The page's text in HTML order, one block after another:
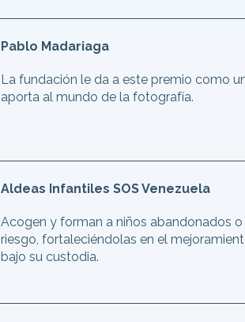
Pablo Madariaga
La fundación le da a este premio como
aporta al mundo de la fotografía.
Aldeas Infantiles SOS Venezuela
Acogen y forman a niños abandonados
riesgo, fortaleciéndolas en el
bajo su custodia.